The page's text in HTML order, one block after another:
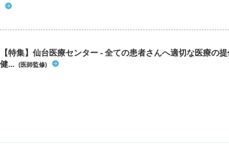
【特集】仙台医療センター - 全ての患者さんへ適切な医療の
健... (医師監修)